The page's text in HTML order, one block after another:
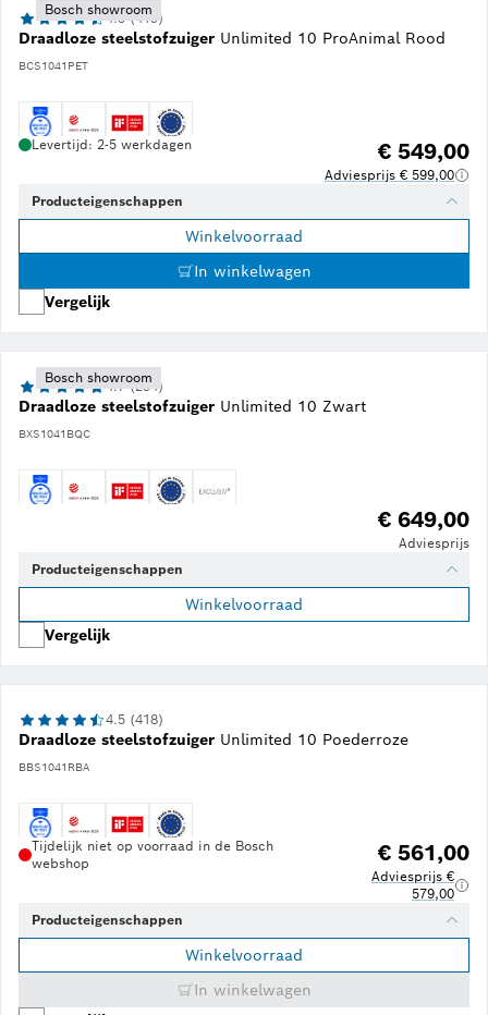
Draadloze steelstofzuiger Unlimited 10 ProAnimal Rood
BCS1041PET
4.5 (419)
Bosch showroom
Levertijd: 2-5 werkdagen € 549,00
Adviesprijs € 599,00
Producteigenschappen
Winkelvoorraad
In winkelwagen
Vergelijk
Draadloze steelstofzuiger Unlimited 10 Zwart
BXS1041BQC
4.7 (294)
Bosch showroom
€ 649,00
Adviesprijs
Producteigenschappen
Winkelvoorraad
Vergelijk
Draadloze steelstofzuiger Unlimited 10 Poederroze
BBS1041RBA
4.5 (418)
Tijdelijk niet op voorraad in de Bosch
webshop
€ 561,00
Adviesprijs €
579,00
Producteigenschappen
Winkelvoorraad
In winkelwagen